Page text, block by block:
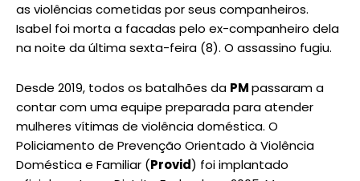
as violências cometidas por seus companheiros.
Isabel foi morta a facadas pelo ex-companheiro dela
na noite da última sexta-feira (8). O assassino fugiu.
Desde 2019, todos os batalhões da PMpassaram a
contar com uma equipe preparada para atender
mulheres vítimas de violência doméstica. O
Policiamento de Prevenção Orientado à Violência
Doméstica e Familiar (Provid) foi implantado